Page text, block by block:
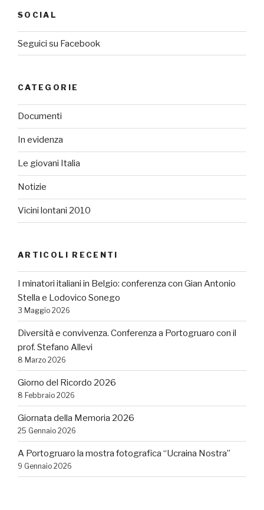
SOCIAL
Seguici su Facebook
CATEGORIE
Documenti
In evidenza
Le giovani Italia
Notizie
Vicini lontani 2010
ARTICOLI RECENTI
I minatori italiani in Belgio: conferenza con Gian Antonio
Stella e Lodovico Sonego
3 Maggio 2026
Diversità e convivenza. Conferenza a Portogruaro con il
prof. Stefano Allevi
8 Marzo 2026
Giorno del Ricordo 2026
8 Febbraio 2026
Giornata della Memoria 2026
25 Gennaio 2026
A Portogruaro la mostra fotografica “Ucraina Nostra”
9 Gennaio 2026